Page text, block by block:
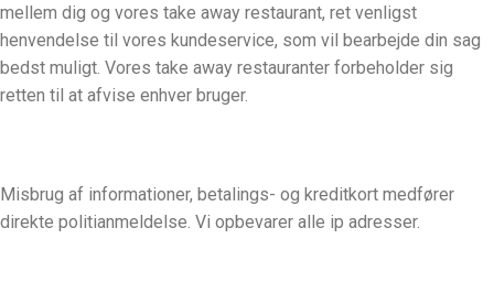
mellem dig og vores take away restaurant, ret venligst
henvendelse til vores kundeservice, som vil bearbejde din sag
bedst muligt. Vores take away restauranter forbeholder sig
retten til at afvise enhver bruger.
Misbrug af informationer, betalings- og kreditkort medfører
direkte politianmeldelse. Vi opbevarer alle ip adresser.